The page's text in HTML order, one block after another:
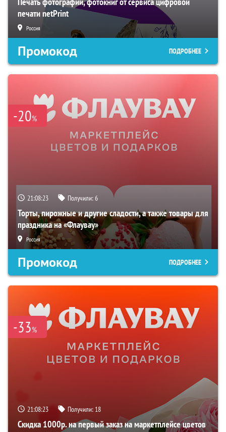
печати netPrint
Россия
Промокод ПОДРОБНЕЕ
-20%
21:08:21 Получили:6
Торты, пирожные и другие сладости, а также товары для
праздника на «Флаувау»
Россия
Промокод ПОДРОБНЕЕ
-33%
21:08:21 Получили: 18
Скидка 1000р. на первый заказ на маркетплейсе цветов